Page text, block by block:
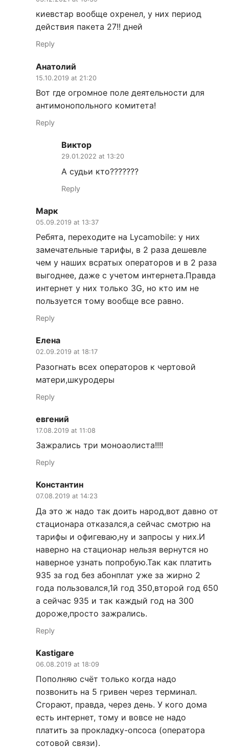
киевстар вообще охренел, у них период
действия пакета 27!! дней
Reply
Анатолий
15.10.2019 at 21:20
Вот где огромное поле деятельности для
антимонопольного комитета!
Reply
Виктор
29.01.2022 at 13:20
А судьи кто???????
Reply
Марк
05.09.2019 at 13:37
Ребята, переходите на Lycamobile: у них
замечательные тарифы, в 2 раза дешевле
чем у наших всратых операторов и в 2 раза
выгоднее, даже с учетом интернета.Правда
интернет у них только 3G, но кто им не
пользуется тому вообще все равно.
Reply
Елена
02.09.2019 at 18:17
Разогнать всех операторов к чертовой
матери,шкуродеры
Reply
евгений
17.08.2019 at 11:08
Зажрались три моноаолиста!!!!
Reply
Константин
07.08.2019 at 14:23
Да это ж надо так доить народ,вот давно от
стационара отказался,а сейчас смотрю на
тарифы и офигеваю,ну и запросы у них.И
наверно на стационар нельзя вернутся но
наверное узнать попробую.Так как платить
935 за год без абонплат уже за жирно 2
года пользовался,1й год 350,второй год 650
а сейчас 935 и так каждый год на 300
дороже,просто зажрались.
Reply
Kastigare
06.08.2019 at 18:09
Пополняю счёт только когда надо
позвонить на 5 гривен через терминал.
Сгорают, правда, через день. У кого дома
есть интернет, тому и вовсе не надо
платить за прокладку-опсоса (оператора
сотовой связи).